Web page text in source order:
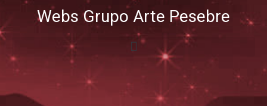
Webs Grupo Arte Pesebre